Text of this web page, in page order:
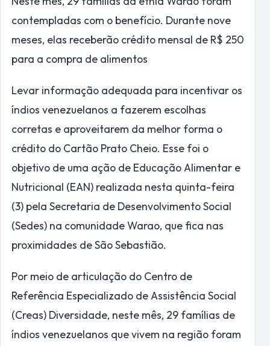
contempladas com o benefício. Durante nove
meses, elas receberão crédito mensal de R$ 250
para a compra de alimentos
Levar informação adequada para incentivar os
índios venezuelanos a fazerem escolhas
corretas e aproveitarem da melhor forma o
crédito do Cartão Prato Cheio. Esse foi o
objetivo de uma ação de Educação Alimentar e
Nutricional (EAN) realizada nesta quinta-feira
(3) pela Secretaria de Desenvolvimento Social
(Sedes) na comunidade Warao, que fica nas
proximidades de São Sebastião.
Por meio de articulação do Centro de
Referência Especializado de Assistência Social
(Creas) Diversidade, neste mês, 29 famílias de
índios venezuelanos que vivem na região foram